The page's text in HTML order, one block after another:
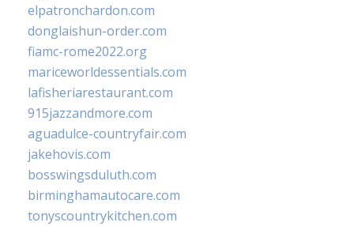
elpatronchardon.com
donglaishun-order.com
fiamc-rome2022.org
mariceworldessentials.com
lafisheriarestaurant.com
915jazzandmore.com
aguadulce-countryfair.com
jakehovis.com
bosswingsduluth.com
birminghamautocare.com
tonyscountrykitchen.com